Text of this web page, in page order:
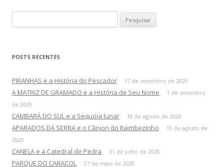
o
e
POSTS RECENTES
PIRANHAS e a História do Pescador 17 de setembro de 2020
A MATRIZ DE GRAMADO e a História de Seu Nome
1 de setembro
de 2020
CAMBARÁ DO SUL e a Sequóia lunar 18 de agosto de 2020
APARADOS DA SERRA e o Cânion do Itaimbezinho
10 de agosto de
2020
CANELA e a Catedral de Pedra 31 de julho de 2020
PARQUE DO CARACOL 27 de maio de 2020